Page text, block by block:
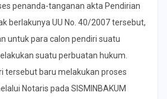
penanda-tanganan akta Pendirian
berlakunya UU No. 40/2007 tersebut,
untuk para calon pendiri suatu
suatu perbuatan hukum.
tersebut baru melakukan proses
Notaris pada SISMINBAKUM